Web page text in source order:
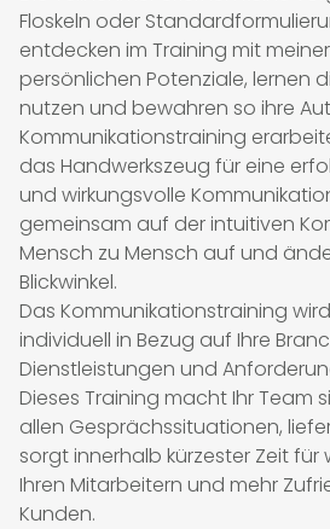
Floskeln oder
entdecken im Training mit
persönlichen Potenziale, lernen
nutzen und bewahren so ihre
Kommunikationstraining
das Handwerkszeug für eine
und wirkungsvolle
gemeinsam auf der intuitiven
Mensch zu Mensch auf und
Blickwinkel.
Das Kommunikationstraining
individuell in Bezug auf Ihre
Dienstleistungen und
Dieses Training macht Ihr Team
allen Gesprächssituationen,
sorgt innerhalb kürzester Zeit für
Ihren Mitarbeitern und mehr
Kunden.